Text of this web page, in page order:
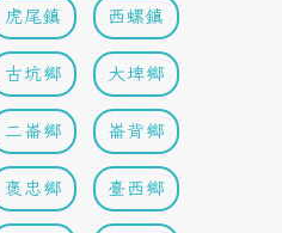
虎尾鎮 西螺鎮
古坑鄉 大埤鄉
二崙鄉 崙背鄉
褒忠鄉 臺西鄉